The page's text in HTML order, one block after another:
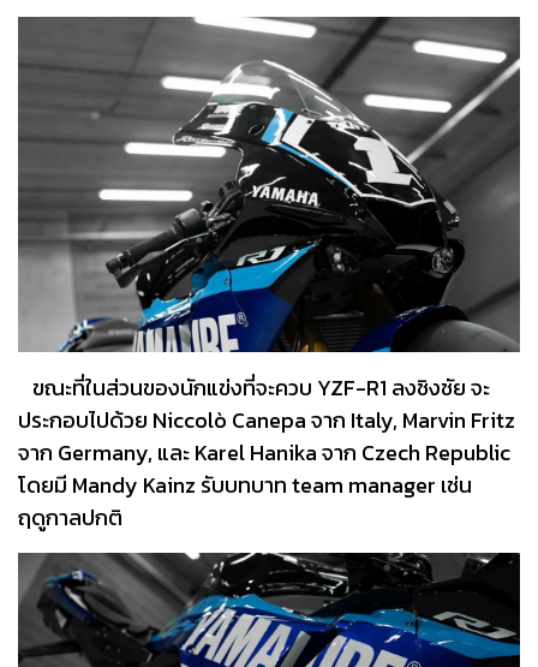
ขณะที่ในส่วนของนักแข่งที่จะควบ YZF-R1 ลงชิงชัย จะ
ประกอบไปด้วย Niccolò Canepa จาก Italy, Marvin Fritz
จาก Germany, และ Karel Hanika จาก Czech Republic
โดยมี Mandy Kainz รับบทบาท team manager เช่น
ฤดูกาลปกติ